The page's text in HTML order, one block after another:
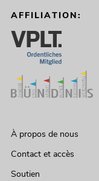
AFFILIATION:
À propos de nous
Contact et accès
Soutien